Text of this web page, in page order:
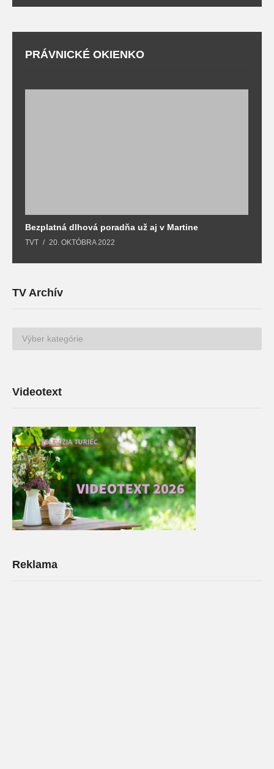
PRÁVNICKÉ OKIENKO
Bezplatná dlhová poradňa už aj v Martine
TVT 20. OKTÓBRA 2022
TV Archív
TV
Archív
Videotext
Reklama